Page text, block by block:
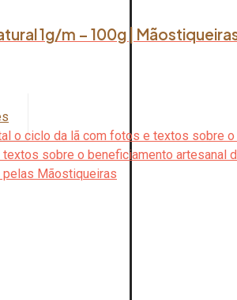
1g/m – 100g |